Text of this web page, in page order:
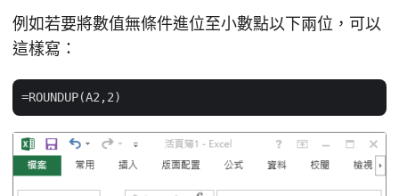
例如若要將數值無條件進位至小數點以下兩位，可以
這樣寫：